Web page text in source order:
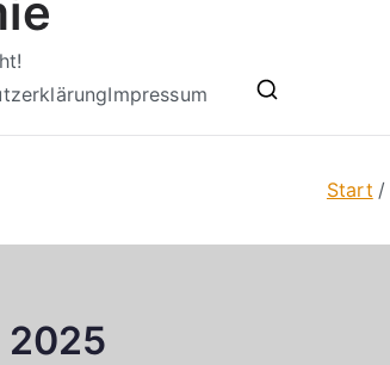
Impressum
Start
2025